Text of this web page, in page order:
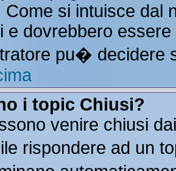
Come si intuisce dal
e dovrebbero
pu�
i topic Chiusi?
venire chiusi
rispondere ad un